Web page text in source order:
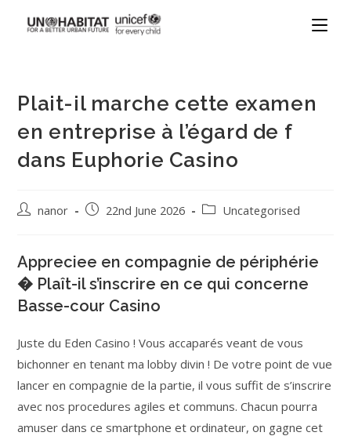
Plait-il marche cette examen
en entreprise à l’égard de f
dans Euphorie Casino
nanor 22nd June 2026 Uncategorised
Appreciee en compagnie de périphérie
� Plaît-il s’inscrire en ce qui concerne
Basse-cour Casino
Juste du Eden Casino ! Vous accaparés veant de vous
bichonner en tenant ma lobby divin ! De votre point de vue
lancer en compagnie de la partie, il vous suffit de s’inscrire
avec nos procedures agiles et communs. Chacun pourra
amuser dans ce smartphone et ordinateur, on gagne cet